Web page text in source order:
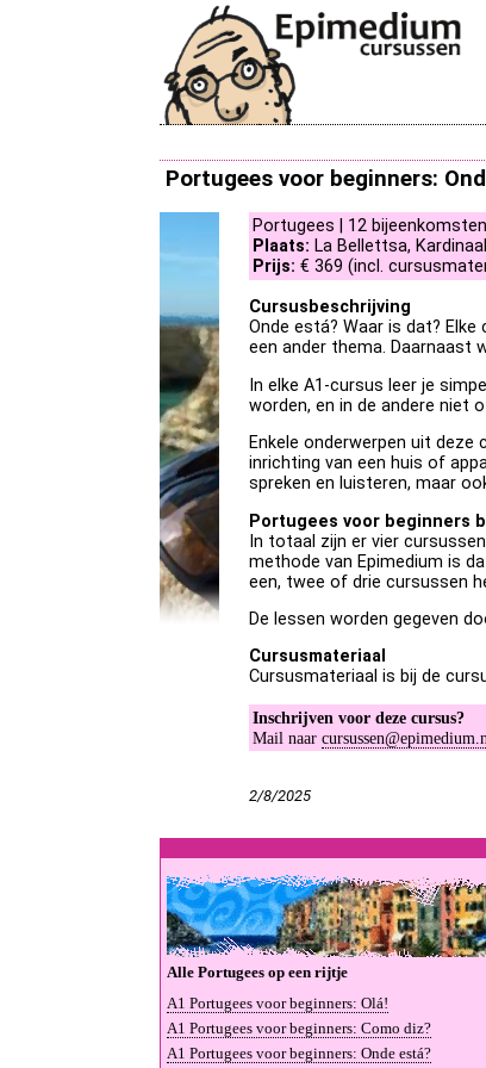
Portugees voor beginners:
Portugees | 12
Plaats: La Bellettsa,
Prijs: € 369 (incl.
Cursusbeschrijving
Onde está? Waar is dat?
een ander thema. Daarnaast
In elke A1-cursus leer je
worden, en in de andere niet
Enkele onderwerpen uit deze
inrichting van een huis of
spreken en luisteren, maar
Portugees voor beginners
In totaal zijn er vier
methode van Epimedium is
een, twee of drie cursussen
De lessen worden gegeven
Cursusmateriaal
Cursusmateriaal is bij de
Inschrijven voor deze cursus?
Mail naar
2/8/2025
Al­le Por­tu­gees op een rij­tje
A1 Por­tu­gees voor be­gin­ners: Olá!
A1 Por­tu­gees voor be­gin­ners: Co­mo diz?
A1 Por­tu­gees voor be­gin­ners: On­de es­tá?